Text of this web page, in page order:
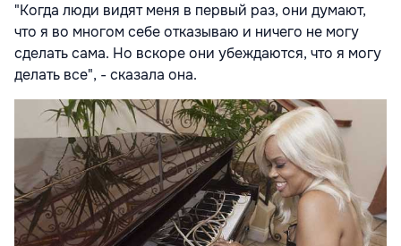
"Когда люди видят меня в первый раз, они думают,
что я во многом себе отказываю и ничего не могу
сделать сама. Но вскоре они убеждаются, что я могу
делать все", - сказала она.